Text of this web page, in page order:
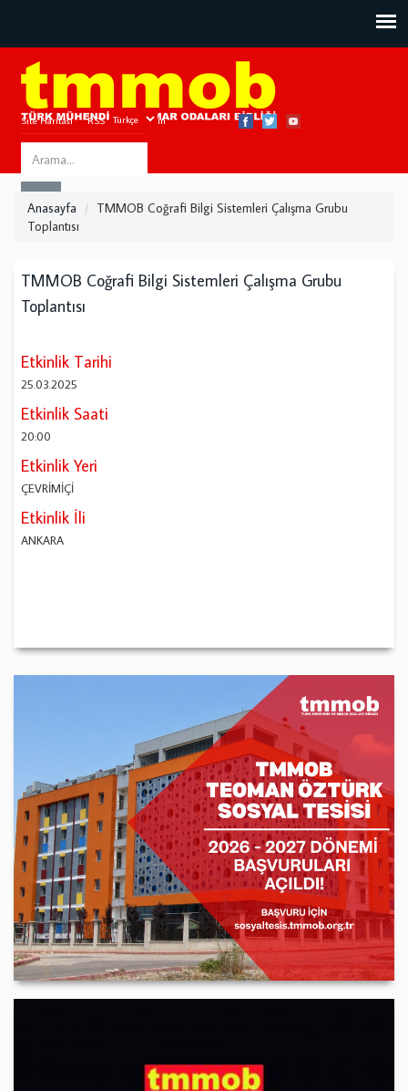
Site Haritası RSS Bize Ulaşın
Search
this
site
Anasayfa
TMMOB Coğrafi Bilgi Sistemleri Çalışma Grubu
Toplantısı
TMMOB Coğrafi Bilgi Sistemleri Çalışma Grubu
Toplantısı
Etkinlik Tarihi
25.03.2025
Etkinlik Saati
20:00
Etkinlik Yeri
ÇEVRİMİÇİ
Etkinlik İli
ANKARA